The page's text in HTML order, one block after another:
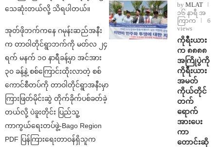
သေဆုံးတယ်လို့ သိရပါတယ်။
အုတ်ဖိုဘက်ကနေ ဂမုန်းဆည်အနီး
က တာဝါတိုင်ရွာဘက်ကို မတ်လ ၂၄
ရက် မနက် ၁၀ နာရီခန့်မှာ အင်အား
၃၀ ခန့်နဲ့ စစ်ကြောင်းထိုးလာတဲ့ စစ်
ကောင်စီတပ်ကို တာဝါတိုင်ရွာအနီးမှာ
ကြားဖြတ်မိုင်းဆွဲ တိုက်ခိုက်ပစ်ခတ်ခဲ့
တယ်လို့ ပဲခူးတိုင်း ပြည်သူ့
ကာကွယ်ရေးတပ်ဖွဲ့-Bago Region
PDF ပြန်ကြားရေးတာဝန်ရှိသူက
by MLAT
၁၆ နာရီ အ
ကြာက
6
views
ကိုရီးယား
က ၈၈၈၈
အကြိုပွဲကို
ကိုရီးယား
အမတ်
ကိုယ်တိုင်
တက်
ရောက်
အားပေး
ကာ
တောင်းဆို